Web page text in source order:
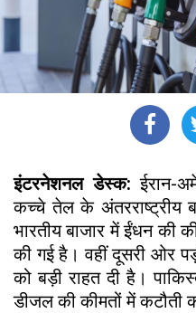
इंटरनेशनल डेस्क:ईरान-
कच्चे तेल के अंतरराष्ट्रीय
भारतीय बाजार में ईंधन की
की गई है। वहीं दूसरी ओर
को बड़ी राहत दी है।
डीजल की कीमतों में कटौती